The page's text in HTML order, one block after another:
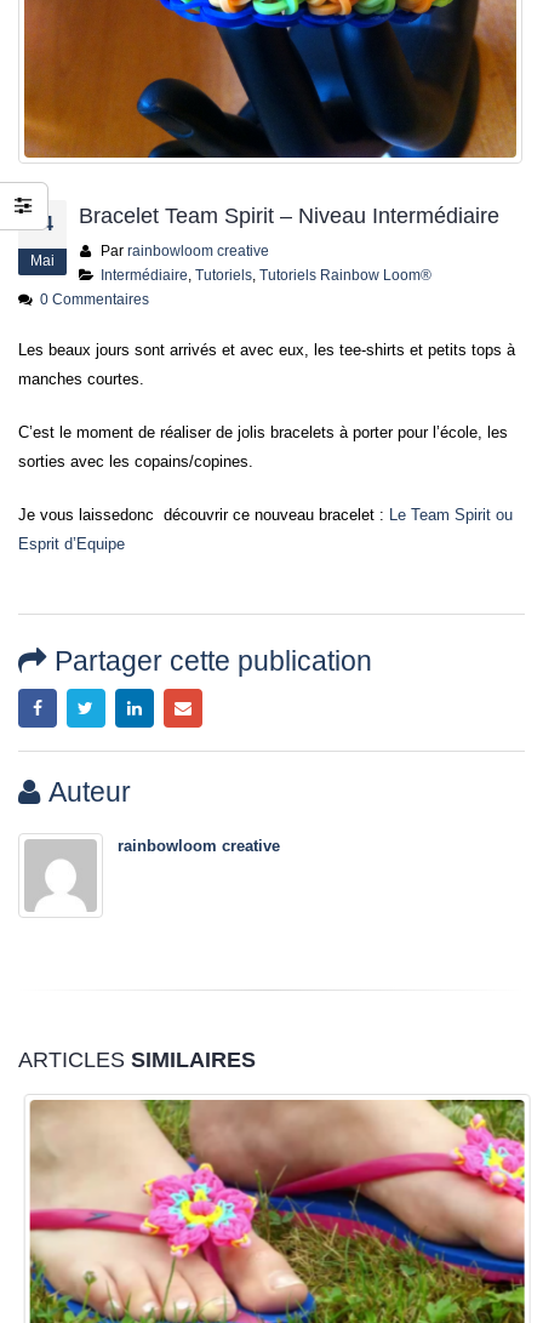
14
Mai
Bracelet Team Spirit – Niveau Intermédiaire
Par rainbowloom creative
Intermédiaire Tutoriels, Tutoriels Rainbow Loom®
0 Commentaires
Les beaux jours sont arrivés et avec eux, les tee-shirts et petits tops à
manches courtes.
C’est le moment de réaliser de jolis bracelets à porter pour l’école, les
sorties avec les copains/copines.
Je vous laissedonc découvrir ce nouveau bracelet : Le Team Spirit ou
Esprit d’Equipe
Partager cette publication
Auteur
rainbowloom creative
ARTICLES SIMILAIRES
jusqu’au 21 juillet
24 juin 2026